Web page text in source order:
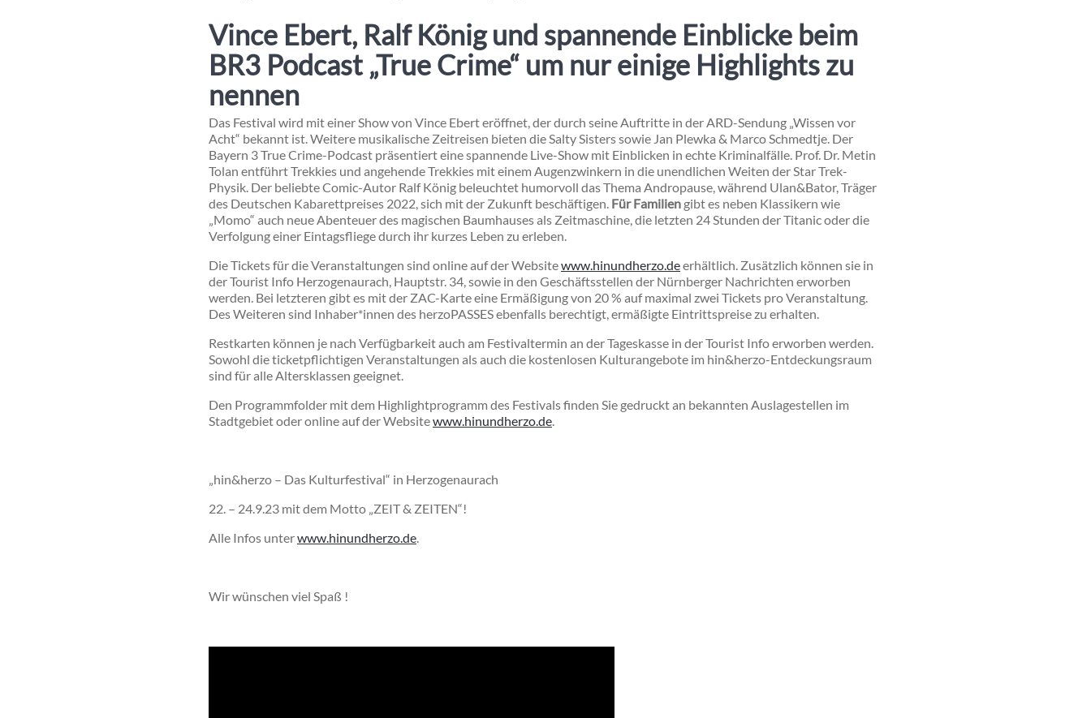
Vince Ebert, Ralf König und spannende Einblicke beim
BR3 Podcast „True Crime“ um nur einige Highlights zu
nennen
Das Festival wird mit einer Show von Vince Ebert eröffnet, der durch seine Auftritte in der ARD-Sendung „Wissen vor
Acht“ bekannt ist. Weitere musikalische Zeitreisen bieten die Salty Sisters sowie Jan Plewka & Marco Schmedtje. Der
Bayern 3 True Crime-Podcast präsentiert eine spannende Live-Show mit Einblicken in echte Kriminalfälle. Prof. Dr. Metin
Tolan entführt Trekkies und angehende Trekkies mit einem Augenzwinkern in die unendlichen Weiten der Star Trek-
Physik. Der beliebte Comic-Autor Ralf König beleuchtet humorvoll das Thema Andropause, während Ulan&Bator, Träger
des Deutschen Kabarettpreises 2022, sich mit der Zukunft beschäftigen. Für Familien gibt es neben Klassikern wie
„Momo“ auch neue Abenteuer des magischen Baumhauses als Zeitmaschine, die letzten 24 Stunden der Titanic oder die
Verfolgung einer Eintagsfliege durch ihr kurzes Leben zu erleben.
Die Tickets für die Veranstaltungen sind online auf der Websitewww.hinundherzo.deerhältlich. Zusätzlich können sie in
der Tourist Info Herzogenaurach, Hauptstr. 34, sowie in den Geschäftsstellen der Nürnberger Nachrichten erworben
werden. Bei letzteren gibt es mit der ZAC-Karte eine Ermäßigung von 20 % auf maximal zwei Tickets pro Veranstaltung.
Des Weiteren sind Inhaber*innen des herzoPASSES ebenfalls berechtigt, ermäßigte Eintrittspreise zu erhalten.
Restkarten können je nach Verfügbarkeit auch am Festivaltermin an der Tageskasse in der Tourist Info erworben werden.
Sowohl die ticketpflichtigen Veranstaltungen als auch die kostenlosen Kulturangebote im hin&herzo-Entdeckungsraum
sind für alle Altersklassen geeignet.
Den Programmfolder mit dem Highlightprogramm des Festivals finden Sie gedruckt an bekannten Auslagestellen im
Stadtgebiet oder online auf der Websitewww.hinundherzo.de.
„hin&herzo – Das Kulturfestival“ in Herzogenaurach
22. – 24.9.23 mit dem Motto „ZEIT & ZEITEN“!
Alle Infos unterwww.hinundherzo.de.
Wir wünschen viel Spaß !